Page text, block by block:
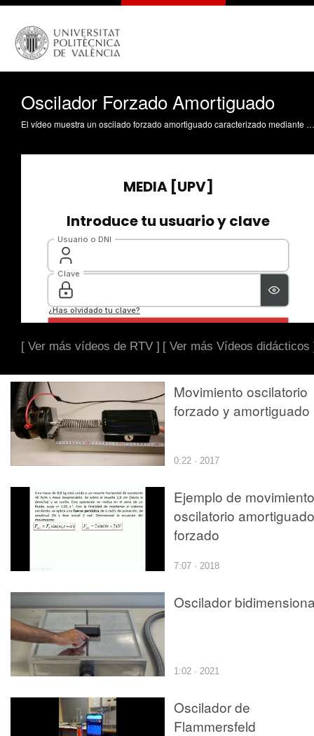
Oscilador Forzado Amortiguado
El vídeo muestra un oscilado forzado amortiguado caracterizado mediante el acelerómetro de un smartphone. http://revistadefisica.es/index.php/ref/article/view/2339/1999 Premio de la RSEF-FBBVA 2019 al Mejor Artículo de Enseñanza: https://www.fbbva.es/galardonados/como-visualizar-oscilaciones-forzadas-en-tu-smartphone/
[ Ver más vídeos de RTV ] [ Ver más Vídeos didácticos
Movimiento oscilatorio
forzado y amortiguado
0:22 · 2017
Ejemplo de movimiento
oscilatorio
forzado
7:07 · 2018
Oscilador
1:02 · 2021
Oscilador de
Flammersfeld